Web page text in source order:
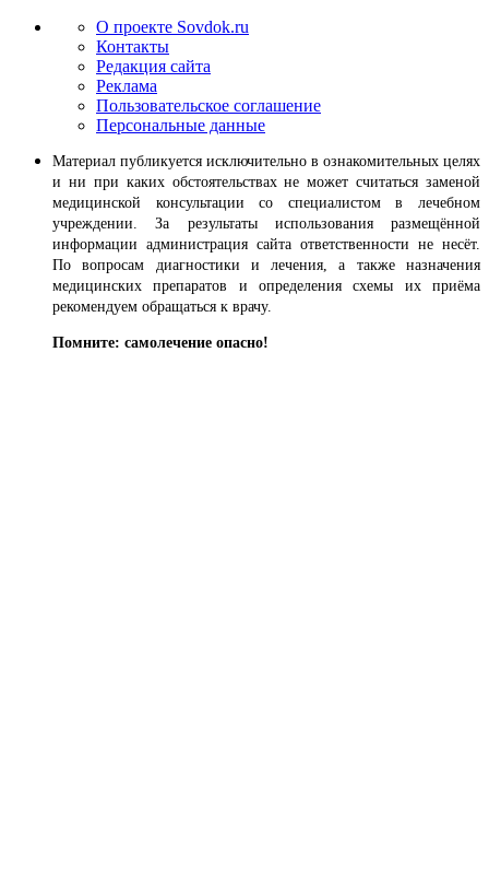
О проекте Sovdok.ru
Контакты
Редакция сайта
Реклама
Пользовательское соглашение
Персональные данные
Материал публикуется исключительно в ознакомительных целях
и ни при каких обстоятельствах не может считаться заменой
медицинской консультации со специалистом в лечебном
учреждении. За результаты использования размещённой
информации администрация сайта ответственности не несёт.
По вопросам диагностики и лечения, а также назначения
медицинских препаратов и определения схемы их приёма
рекомендуем обращаться к врачу.
Помните: самолечение опасно!